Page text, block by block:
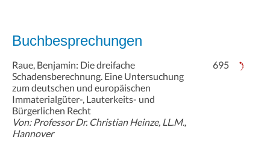
Buchbesprechungen
Raue, Benjamin: Die dreifache
Schadensberechnung. Eine Untersuchung
zum deutschen und europäischen
Immaterialgüter-, Lauterkeits- und
Bürgerlichen Recht
Von: Professor Dr. Christian Heinze, LL.M.,
Hannover
695